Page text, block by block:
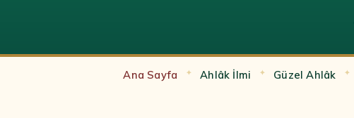
Ana Sayfa Ahlâk İlmi Güzel Ahlâk